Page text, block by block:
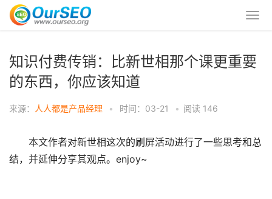
知识付费传销：比新世相那个课更重要
的东西，你应该知道
来源： 人人都是产品经理 • 时间：03-21 • 阅读 146
本文作者对新世相这次的刷屏活动进行了一些思考和总
结，并延伸分享其观点。enjoy~